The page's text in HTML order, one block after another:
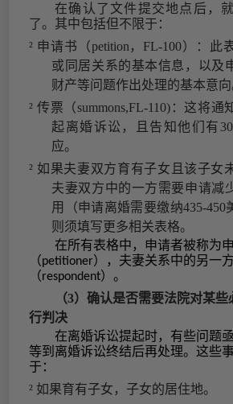
在确认了文件提交地点后，
了。其中包括但不限于：
² 申请书（petition，FL-100）：此
或同居关系的基本信息，以及
财产等问题作出处理的基本意向
² 传票（summons,FL-110)：这将
起离婚诉讼，且告知他们有
应。
² 如果夫妻双方育有子女且该子女
夫妻双方中的一方需要申请减
用（申请离婚需要缴纳435-450
则须填写更多相关表格。
在所有表格中，申请者被称为
（petitioner），夫妻关系中的另一
（respondent）。
（3）确认是否需要法院对某些
行判决
在离婚诉讼提起时，有些问题
等到离婚诉讼终结后再处理。这些
于：
² 如果育有子女，子女的居住地。